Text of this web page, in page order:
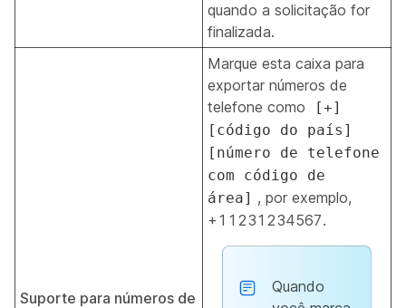
quando a solicitação for
finalizada.
Suporte para números de
Marque esta caixa para
exportar números de
telefone como
[+]
[código do país]
[número de telefone
com código de
área] , por exemplo,
+11231234567.
Quando